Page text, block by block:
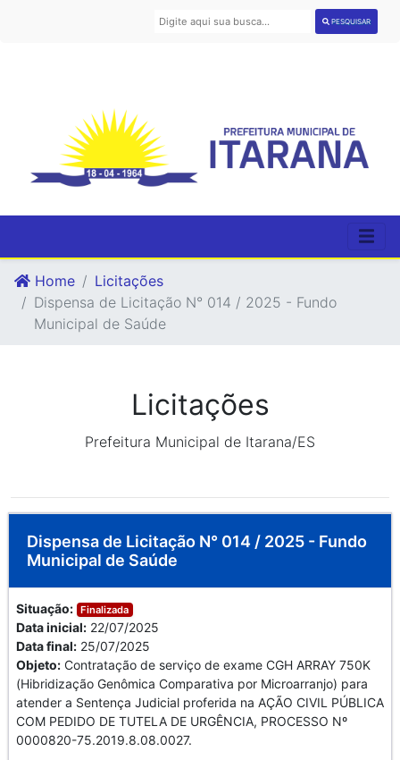
PESQUISAR
Home
Licitações
Dispensa de Licitação N° 014 / 2025 - Fundo
Municipal de Saúde
Licitações
Prefeitura Municipal de Itarana/ES
Dispensa de Licitação N° 014 / 2025 - Fundo
Municipal de Saúde
Situação: Finalizada
Data inicial: 22/07/2025
Data final: 25/07/2025
Objeto: Contratação de serviço de exame CGH ARRAY 750K
(Hibridização Genômica Comparativa por Microarranjo) para
atender a Sentença Judicial proferida na AÇÃO CIVIL PÚBLICA
COM PEDIDO DE TUTELA DE URGÊNCIA, PROCESSO Nº
0000820-75.2019.8.08.0027.